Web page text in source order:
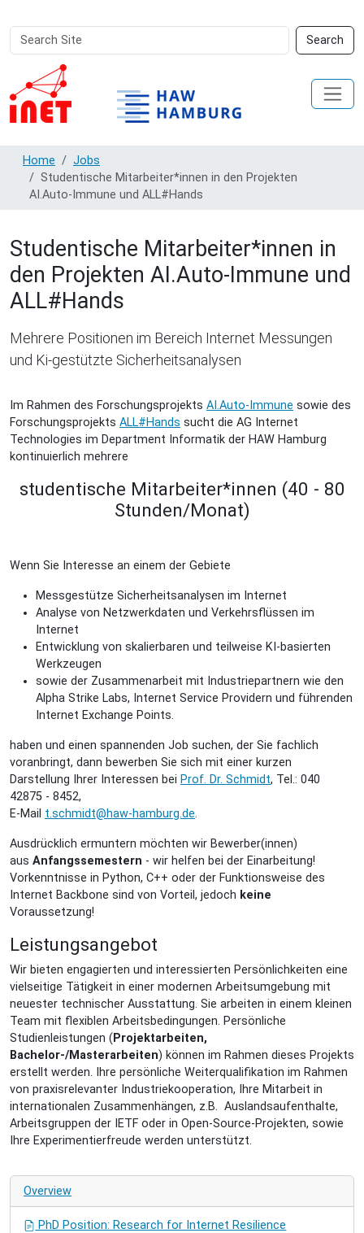
Search
Site
Search
Advanced
Search…
Home
Jobs
Studentische Mitarbeiter*innen in den Projekten
AI.Auto-Immune und ALL#Hands
Studentische Mitarbeiter*innen in
den Projekten AI.Auto-Immune und
ALL#Hands
Mehrere Positionen im Bereich Internet Messungen
und Ki-gestützte Sicherheitsanalysen
Im Rahmen des Forschungsprojekts AI.Auto-Immune sowie des
Forschungsprojekts ALL#Hands sucht die AG Internet
Technologies im Department Informatik der HAW Hamburg
kontinuierlich mehrere
studentische Mitarbeiter*innen (40 - 80
Stunden/Monat)
Wenn Sie Interesse an einem der Gebiete
Messgestütze Sicherheitsanalysen im Internet
Analyse von Netzwerkdaten und Verkehrsflüssen im
Internet
Entwicklung von skalierbaren und teilweise KI-basierten
Werkzeugen
sowie der Zusammenarbeit mit Industriepartnern wie den
Alpha Strike Labs, Internet Service Providern und führenden
Internet Exchange Points.
haben und einen spannenden Job suchen, der Sie fachlich
voranbringt, dann bewerben Sie sich mit einer kurzen
Darstellung Ihrer Interessen bei Prof. Dr. Schmidt, Tel.: 040
42875 - 8452,
E-Mail t.schmidt@haw-hamburg.de.
Ausdrücklich ermuntern möchten wir Bewerber(innen)
aus Anfangssemestern - wir helfen bei der Einarbeitung!
Vorkenntnisse in Python, C++ oder der Funktionsweise des
Internet Backbone sind von Vorteil, jedoch keine
Voraussetzung!
Leistungsangebot
Wir bieten engagierten und interessierten Persönlichkeiten eine
vielseitige Tätigkeit in einer modernen Arbeitsumgebung mit
neuester technischer Ausstattung. Sie arbeiten in einem kleinen
Team mit flexiblen Arbeitsbedingungen. Persönliche
Studienleistungen ( Projektarbeiten,
Bachelor-/Masterarbeiten) können im Rahmen dieses Projekts
erstellt werden. Ihre persönliche Weiterqualifikation im Rahmen
von praxisrelevanter Industriekooperation, Ihre Mitarbeit in
internationalen Zusammenhängen, z.B. Auslandsaufenthalte,
Arbeitsgruppen der IETF oder in Open-Source-Projekten, sowie
Ihre Experimentierfreude werden unterstützt.
Overview
PhD Position: Research for Internet Resilience